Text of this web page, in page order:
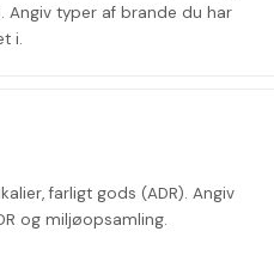
Angiv typer af brande du har
i.
farligt gods (ADR). Angiv
og miljøopsamling.